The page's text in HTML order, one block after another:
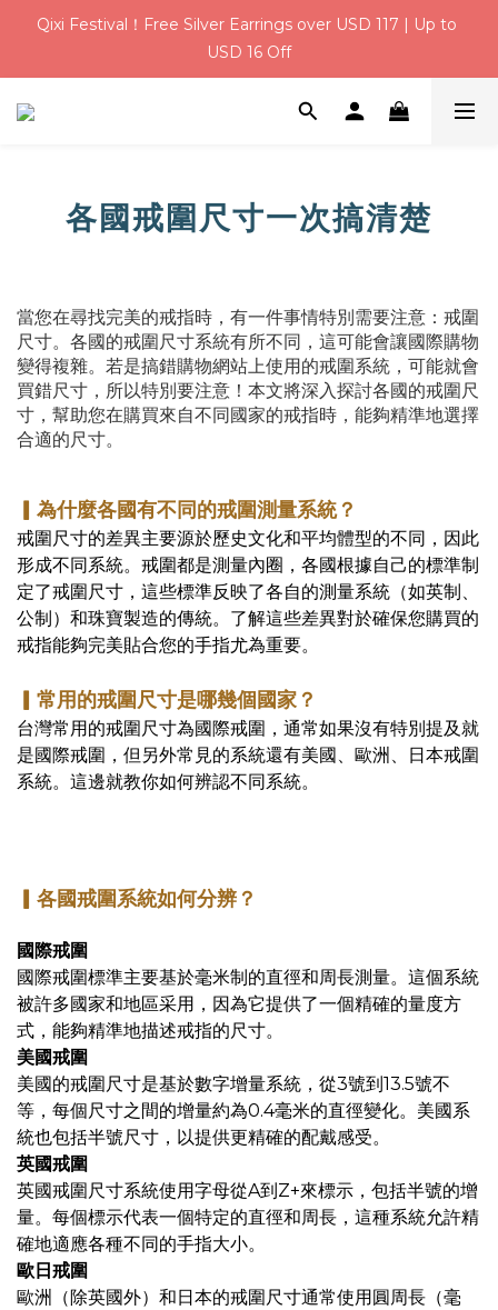
Qixi Festival！Free Silver Earrings over USD 117 | Up to
USD 16 Off
Qixi Festival！Free Silver Earrings over USD 117 | Up to
USD 16 Off
USD 6 Welcome Credit for New Members | Free Gift
USD 16 Off
各國戒圍尺寸一次搞清楚
當您在尋找完美的戒指時，有一件事情特別需要注意：戒圍
尺寸。各國的戒圍尺寸系統有所不同，這可能會讓國際購物
變得複雜。若是搞錯購物網站上使用的戒圍系統，可能就會
買錯尺寸，所以特別要注意！本文將深入探討各國的戒圍尺
寸，幫助您在購買來自不同國家的戒指時，能夠精準地選擇
合適的尺寸。
▎為什麼各國有不同的戒圍測量系統？
戒圍尺寸的差異主要源於歷史文化和平均體型的不同，因此
形成不同系統。戒圍都是測量內圈，各國根據自己的標準制
定了戒圍尺寸，這些標準反映了各自的測量系統（如英制、
公制）和珠寶製造的傳統。了解這些差異對於確保您購買的
戒指能夠完美貼合您的手指尤為重要。
▎常用的戒圍尺寸是哪幾個國家？
台灣常用的戒圍尺寸為國際戒圍，通常如果沒有特別提及就
是國際戒圍，但另外常見的系統還有美國、歐洲、日本戒圍
系統。這邊就教你如何辨認不同系統。
▎各國戒圍系統如何分辨？
國際戒圍
國際戒圍標準主要基於毫米制的直徑和周長測量。這個系統
被許多國家和地區采用，因為它提供了一個精確的量度方
式，能夠精準地描述戒指的尺寸。
美國戒圍
美國的戒圍尺寸是基於數字增量系統，從3號到13.5號不
等，每個尺寸之間的增量約為0.4毫米的直徑變化。美國系
統也包括半號尺寸，以提供更精確的配戴感受。
英國戒圍
英國戒圍尺寸系統使用字母從A到Z+來標示，包括半號的增
量。每個標示代表一個特定的直徑和周長，這種系統允許精
確地適應各種不同的手指大小。
歐日戒圍
歐洲（除英國外）和日本的戒圍尺寸通常使用圓周長（毫